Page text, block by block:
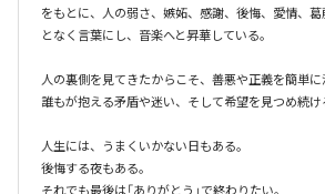
をもとに、人の弱さ、嫉妬、感謝、後悔、愛情、
となく言葉にし、音楽へと昇華している。
人の裏側を見てきたからこそ、善悪や正義を簡単に
誰もが抱える矛盾や迷い、そして希望を見つめ続け
人生には、うまくいかない日もある。
後悔する夜もある。
それでも最後は「ありがとう」で終わりたい。